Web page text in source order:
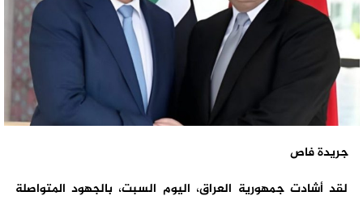
جريدة فاص
لقد أشادت جمهورية العراق، اليوم السبت، بالجهود المتواصلة